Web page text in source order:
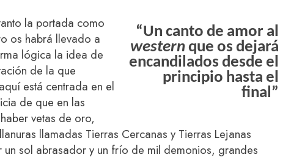
“Un canto de amor al
western que os dejará
encandilados desde el
principio hasta el
final”
la portada como
os habrá llevado a
lógica la idea de
de la que
está centrada en el
de que en las
vetas de oro,
llamadas Tierras Cercanas y Tierras Lejanas
un sol abrasador y un frío de mil demonios, grandes